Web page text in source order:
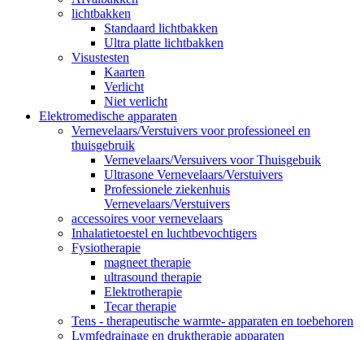
lichtbakken
Standaard lichtbakken
Ultra platte lichtbakken
Visustesten
Kaarten
Verlicht
Niet verlicht
Elektromedische apparaten
Vernevelaars/Verstuivers voor professioneel en
thuisgebruik
Vernevelaars/Versuivers voor Thuisgebuik
Ultrasone Vernevelaars/Verstuivers
Professionele ziekenhuis
Vernevelaars/Verstuivers
accessoires voor vernevelaars
Inhalatietoestel en luchtbevochtigers
Fysiotherapie
magneet therapie
ultrasound therapie
Elektrotherapie
Tecar therapie
Tens - therapeutische warmte- apparaten en toebehoren
Lymfedrainage en druktherapie apparaten